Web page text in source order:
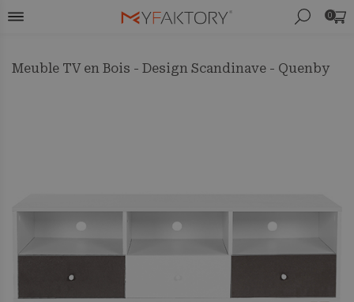
0
Meuble TV en Bois - Design Scandinave - Quenby